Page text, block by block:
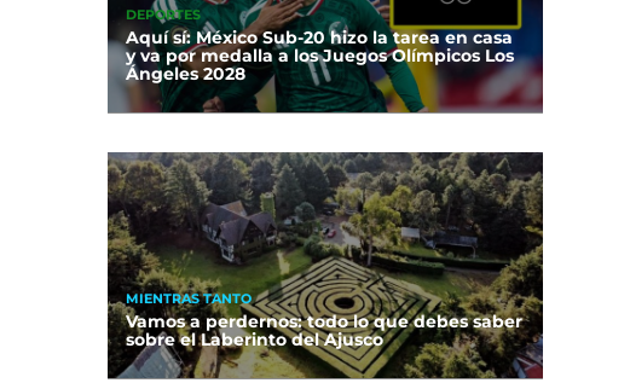
DEPORTES
Aquí sí: México Sub-20 hizo la tarea en casa
y va por medalla a los Juegos Olímpicos Los
Ángeles 2028
MIENTRAS TANTO
Vamos a perdernos: todo lo que debes saber
sobre el Laberinto del Ajusco